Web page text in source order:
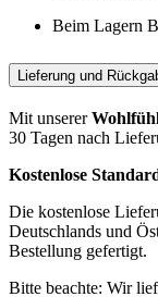
Beim Lagern
Lieferung und
Mit unserer
30 Tagen nach
Kostenlose
Die kostenlose
Deutschlands und
Bestellung gefertigt.
Bitte beachte: Wir